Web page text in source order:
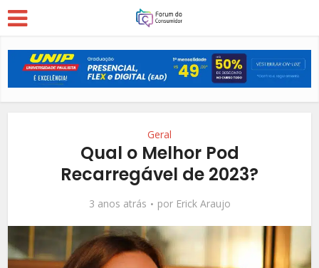
Geral
Qual o Melhor Pod
Recarregável de 2023?
3 anos atrás por Erick Araujo